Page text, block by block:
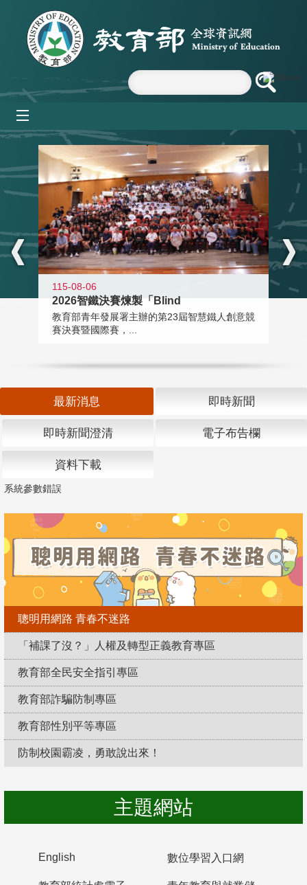
跳到主要內容區塊
:::
115-08-06
2026智鐵決賽煉製「Blind
教育部青年發展署主辦的第23屆智慧鐵人創意競
賽決賽暨國際賽，...
最新消息 即時新聞
即時新聞澄清 電子布告欄
資料下載
系統參數錯誤
聰明用網路 青春不迷路
「補課了沒？」人權及轉型正義教育專區
教育部全民安全指引專區
教育部詐騙防制專區
教育部性別平等專區
防制校園霸凌，勇敢說出來！
主題網站
English 數位學習入口網